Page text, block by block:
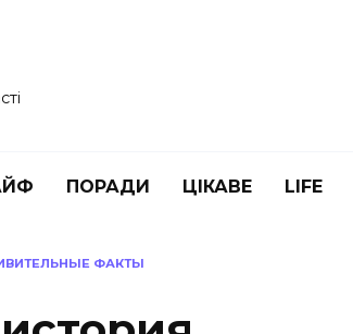
ПОРАДИ ЦІКАВЕ LIFE
ФАКТЫ